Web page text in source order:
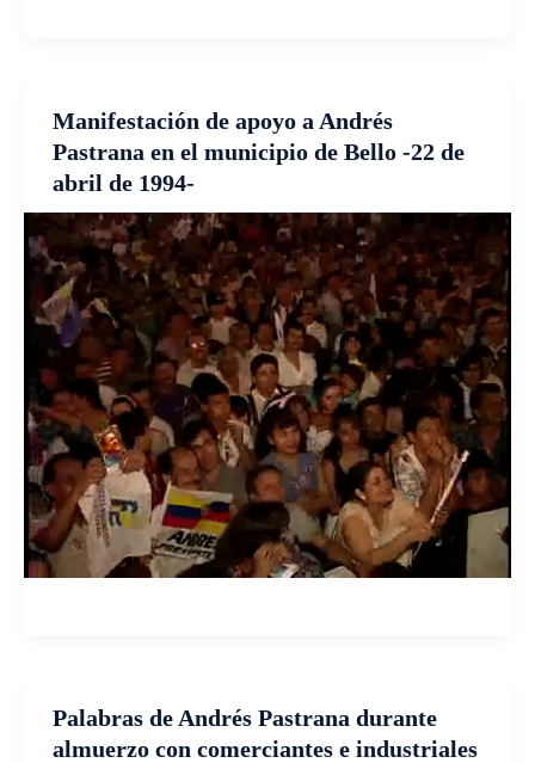
Manifestación de apoyo a Andrés
Pastrana en el municipio de Bello -22 de
abril de 1994-
Palabras de Andrés Pastrana durante
almuerzo con comerciantes e industriales